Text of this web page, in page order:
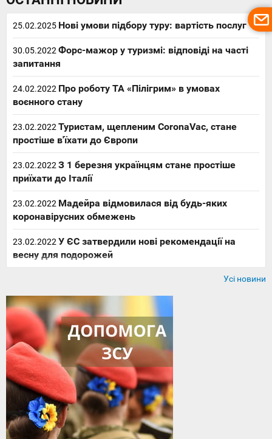
25.02.2025 Нові умови підбору туру: вартість послуг
30.05.2022Форс-мажор у туризмі: відповіді на часті
запитання
24.02.2022 Про роботу ТА «Пілігрим» в умовах
воєнного стану
23.02.2022Туристам, щепленим CoronaVac, стане
простіше в'їхати до Європи
23.02.2022З 1 березня українцям стане простіше
приїхати до Італії
23.02.2022 Мадейра відмовилася від будь-яких
коронавірусних обмежень
23.02.2022У ЄС затвердили нові рекомендації на
весну для подорожей
Усі новини